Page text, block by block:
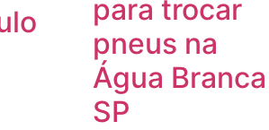
para trocar
pneus na
Água Branca
SP